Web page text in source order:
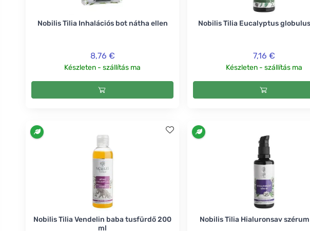
Nobilis Tilia Inhalációs bot nátha ellen
8,76 €
Készleten - szállítás ma
Nobilis Tilia Eucalyptus
7,16 €
Készleten - szállítás ma
Nobilis Tilia Vendelin baba tusfürdő 200
ml
Nobilis Tilia Hialuronsav